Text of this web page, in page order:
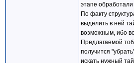
этапе
По факту
выделить в ней
возможным, ибо
Предлагаемой
получится
искать нужный